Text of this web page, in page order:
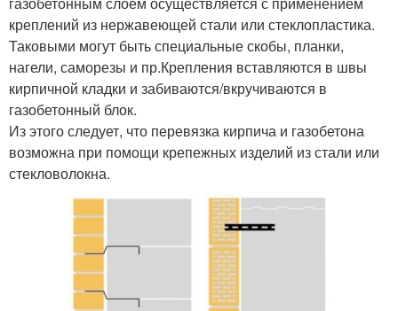
креплений из нержавеющей стали или стеклопластика.
Таковыми могут быть специальные скобы, планки,
нагели, саморезы и пр.Крепления вставляются в швы
кирпичной кладки и забиваются/вкручиваются в
газобетонный блок.
Из этого следует, что перевязка кирпича и газобетона
возможна при помощи крепежных изделий из стали или
стекловолокна.